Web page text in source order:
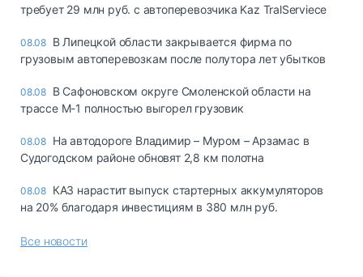
требует 29 млн руб. с автоперевозчика Kaz TralServiece
08.08 В Липецкой области закрывается фирма по
грузовым автоперевозкам после полутора лет убытков
08.08 В Сафоновском округе Смоленской области на
трассе М-1 полностью выгорел грузовик
08.08 На автодороге Владимир – Муром – Арзамас в
Судогодском районе обновят 2,8 км полотна
08.08 КАЗ нарастит выпуск стартерных аккумуляторов
на 20% благодаря инвестициям в 380 млн руб.
Все новости